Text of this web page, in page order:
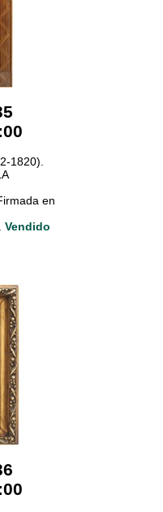
1820).
en
Vendido